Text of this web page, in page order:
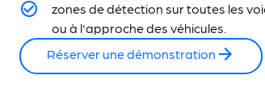
zones de détection sur toutes les
ou à l'approche des véhicules.
Réserver une démonstration